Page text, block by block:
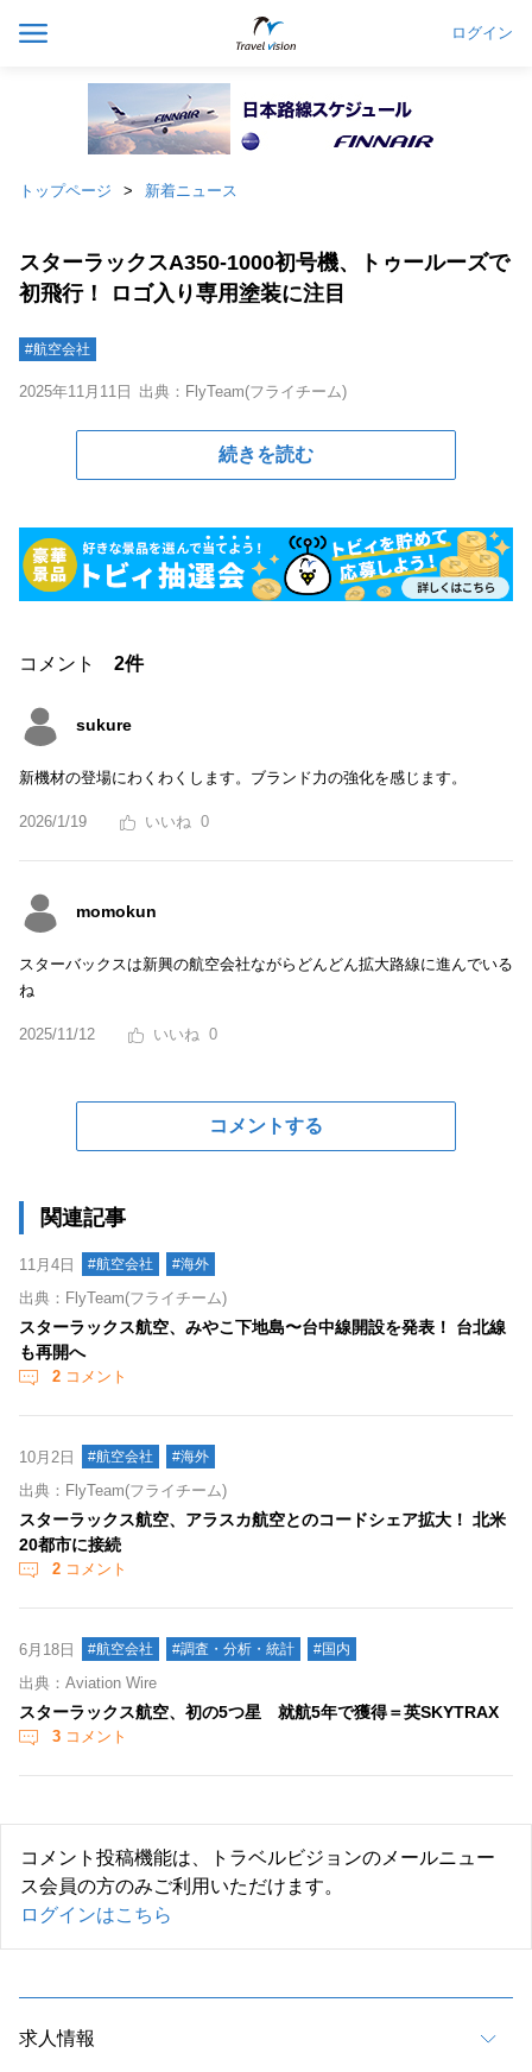
ログイン
トップページ 新着ニュース
スターラックスA350-1000初号機、トゥールーズで
初飛行！ ロゴ入り専用塗装に注目
#航空会社
2025年11月11日 出典：FlyTeam(フライチーム)
続きを読む
コメント 2件
sukure
新機材の登場にわくわくします。ブランド力の強化を感じます。
2026/1/19 0
momokun
スターバックスは新興の航空会社ながらどんどん拡大路線に進んでいる
ね
2025/11/12 0
コメントする
関連記事
11月4日 #航空会社 #海外
出典：FlyTeam(フライチーム)
スターラックス航空、みやこ下地島〜台中線開設を発表！ 台北線
も再開へ
2 コメント
10月2日 #航空会社 #海外
出典：FlyTeam(フライチーム)
スターラックス航空、アラスカ航空とのコードシェア拡大！ 北米
20都市に接続
2 コメント
6月18日 #航空会社 #調査・分析・統計 #国内
出典：Aviation Wire
スターラックス航空、初の5つ星 就航5年で獲得＝英SKYTRAX
3 コメント
コメント投稿機能は、トラベルビジョンのメールニュー
ス会員の方のみご利用いただけます。
ログインはこちら
求人情報